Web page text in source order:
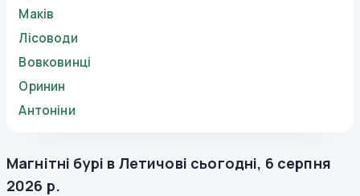
Маків
Лісоводи
Вовковинці
Оринин
Антоніни
Магнітні бурі в Летичові сьогодні, 6 серпня
2026 р.